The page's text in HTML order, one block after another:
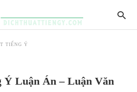
TIẾNG Ý
Ý Luận Án – Luận Văn